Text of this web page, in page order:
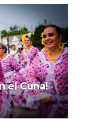
el Cuna!